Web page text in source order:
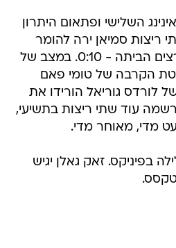
השלישי ופתאום היתרון
ריצות סמיאן ירה להומר
שהכניס יחד איתו שני רצים הביתה - 0:10. במצב של
חבטת הקרבה של טומי פאם
לורדס גוריאל הורידו את
רשמה עוד שתי ריצות בתשיעי,
מדי, מאוחר מדי.
הלילה בפיניקס. זאק גאלן יגיש